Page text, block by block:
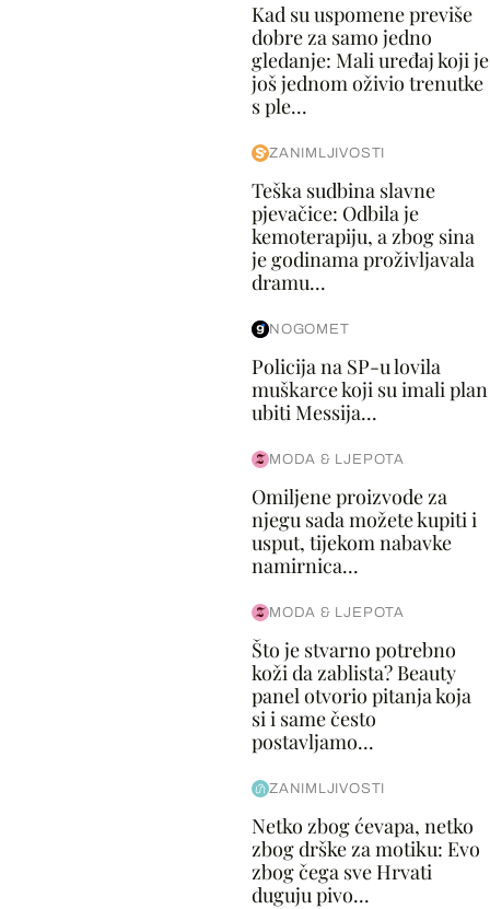
Kad su uspomene previše
dobre za samo jedno
gledanje: Mali uređaj koji je
još jednom oživio trenutke
s ple...
ZANIMLJIVOSTI
Teška sudbina slavne
pjevačice: Odbila je
kemoterapiju, a zbog sina
je godinama proživljavala
dramu...
NOGOMET
Policija na SP-u lovila
muškarce koji su imali plan
ubiti Messija...
MODA & LJEPOTA
Omiljene proizvode za
njegu sada možete kupiti i
usput, tijekom nabavke
namirnica...
MODA & LJEPOTA
Što je stvarno potrebno
koži da zablista? Beauty
panel otvorio pitanja koja
si i same često
postavljamo...
ZANIMLJIVOSTI
Netko zbog ćevapa, netko
zbog drške za motiku: Evo
zbog čega sve Hrvati
duguju pivo...